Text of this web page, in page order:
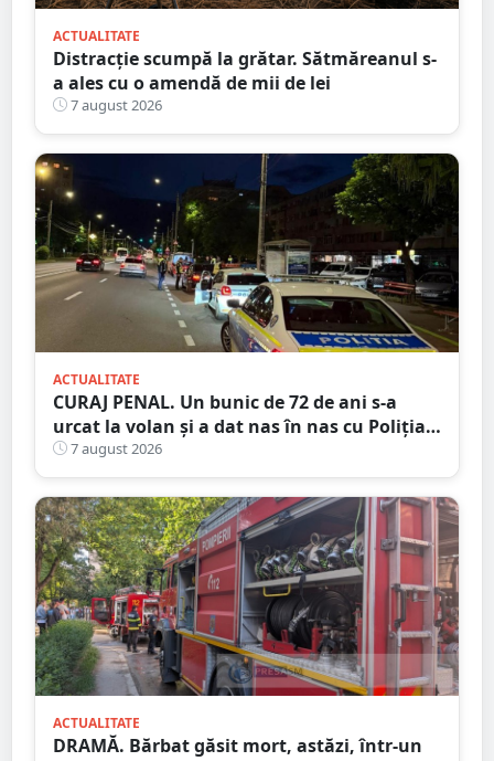
ACTUALITATE
Distracție scumpă la grătar. Sătmăreanul s-
a ales cu o amendă de mii de lei
7 august 2026
ACTUALITATE
CURAJ PENAL. Un bunic de 72 de ani s-a
urcat la volan și a dat nas în nas cu Poliția
Satu Mare
7 august 2026
ACTUALITATE
DRAMĂ. Bărbat găsit mort, astăzi, într-un